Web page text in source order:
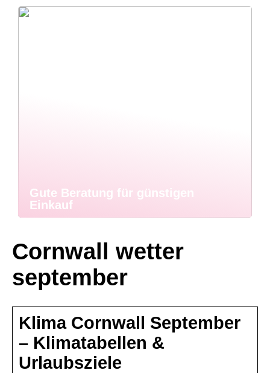
Gute Beratung für günstigen
Einkauf
Cornwall wetter
september
Klima Cornwall September
– Klimatabellen &
Urlaubsziele